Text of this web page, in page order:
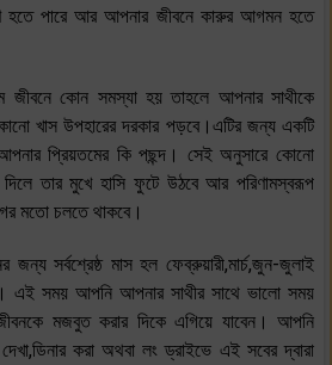
হতে পারে আর আপনার জীবনে কারুর আগমন হতে
জীবনে কোন সমস্যা হয় তাহলে আপনার সাথীকে
খাস উপহারের দরকার পড়বে।এটির জন্য একটি
প্রিয়তমের কি পছন্দ। সেই অনুসারে কোনো
তার মুখে হাসি ফুটে উঠবে আর পরিণামস্বরূপ
মতো চলতে থাকবে।
সর্বশ্রেষ্ঠ মাস হল ফেব্রুয়ারী,মার্চ,জুন-জুলাই
এই সময় আপনি আপনার সাথীর সাথে ভালো সময়
মজবুত করার দিকে এগিয়ে যাবেন। আপনি
করা অথবা লং ড্রাইভে এই সবের দ্বারা